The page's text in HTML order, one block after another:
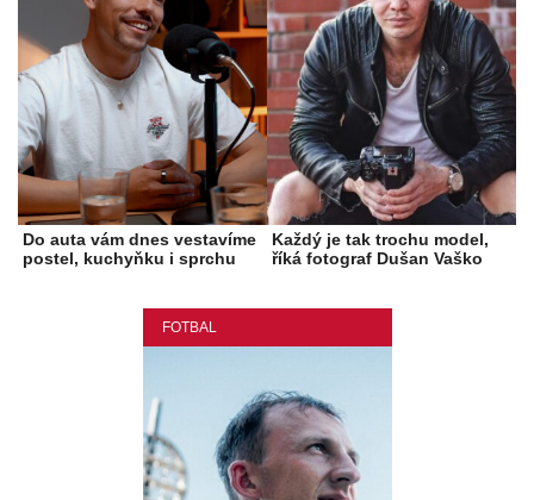
Do auta vám dnes vestavíme
postel, kuchyňku i sprchu
Každý je tak trochu model,
říká fotograf Dušan Vaško
FOTBAL